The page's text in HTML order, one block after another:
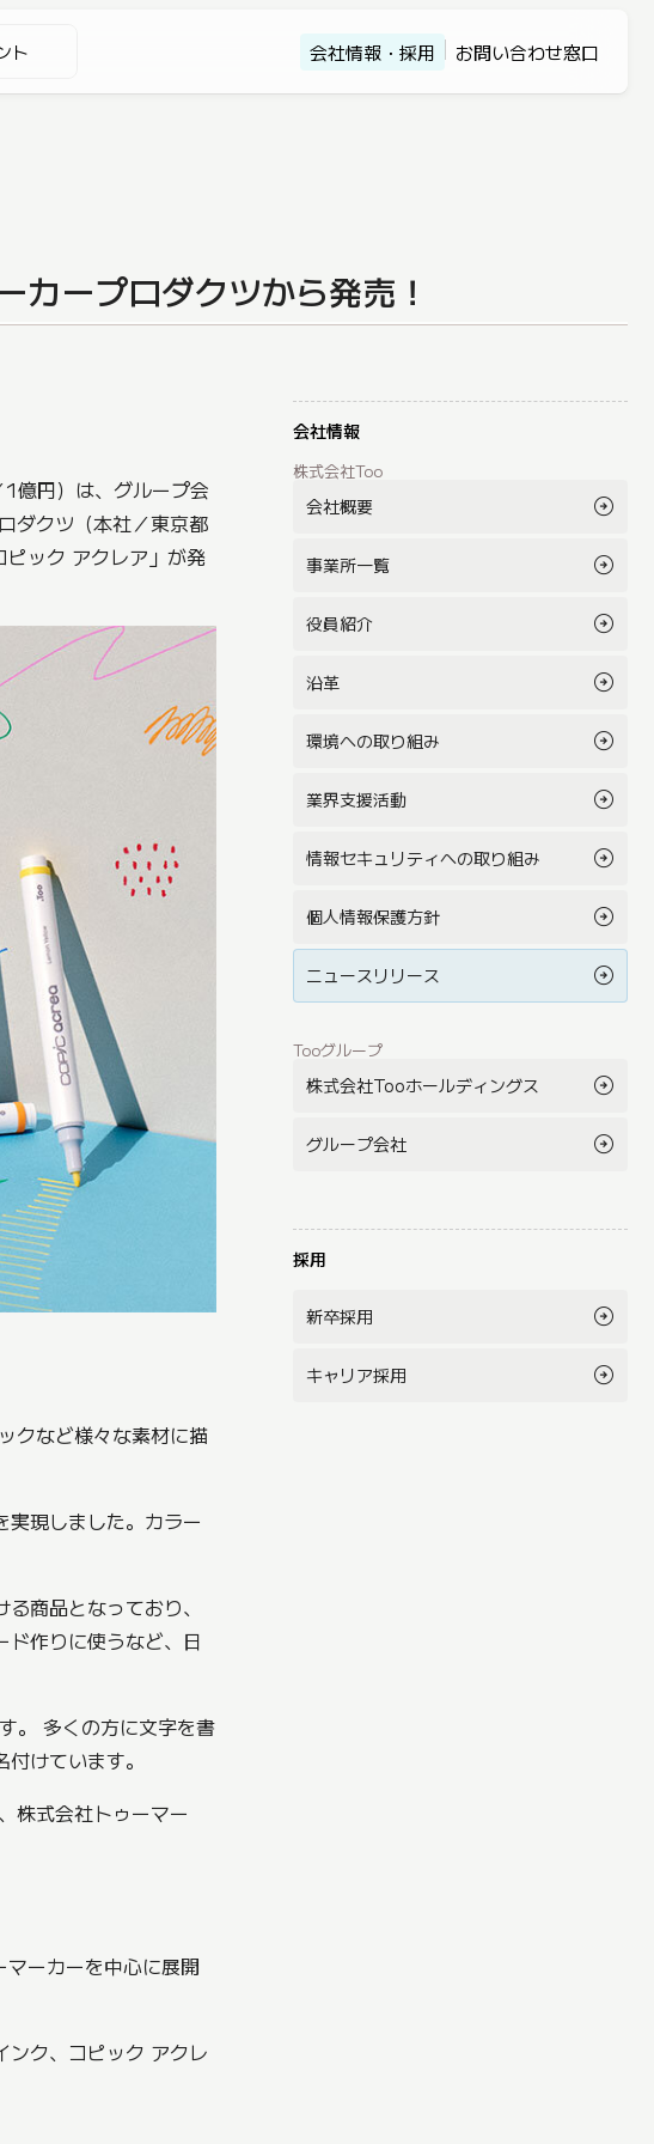
ト 会社情報・採用 お問い合わせ窓口
カープロダクツから発売！
億円）は、グループ会
ダクツ（本社／東京都
ック アクレア」が発
クなど様々な素材に描
現しました。カラー
商品となっており、
作りに使うなど、日
。 多くの方に文字を書
けています。
株式会社トゥーマー
ーカーを中心に展開
ンク、コピック アクレ
会社情報
株式会社Too
会社概要
事業所一覧
役員紹介
沿革
環境への取り組み
業界支援活動
情報セキュリティへの取り組み
個人情報保護方針
ニュースリリース
Tooグループ
株式会社Tooホールディングス
グループ会社
採用
新卒採用
キャリア採用